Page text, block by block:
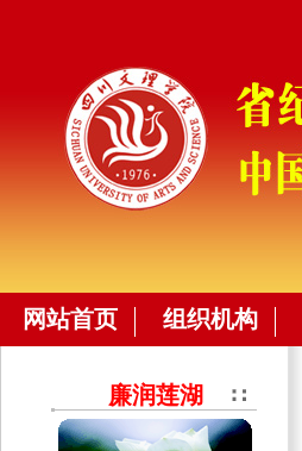
网站首页 组织机构
廉润莲湖